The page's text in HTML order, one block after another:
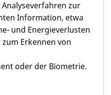
zur
Information, etwa
und Energieverlusten
Erkennen von
oder der Biometrie.